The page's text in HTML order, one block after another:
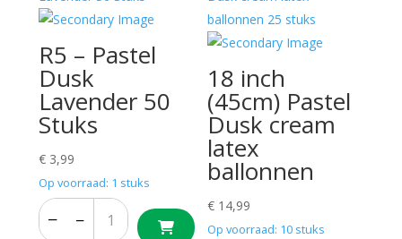
R5 – Pastel
Dusk
Lavender 50
Stuks
€3,99
Op voorraad: 1 stuks
− − + +
18 inch
(45cm) Pastel
Dusk cream
latex
ballonnen
€ 14,99
Op voorraad: 10 stuks